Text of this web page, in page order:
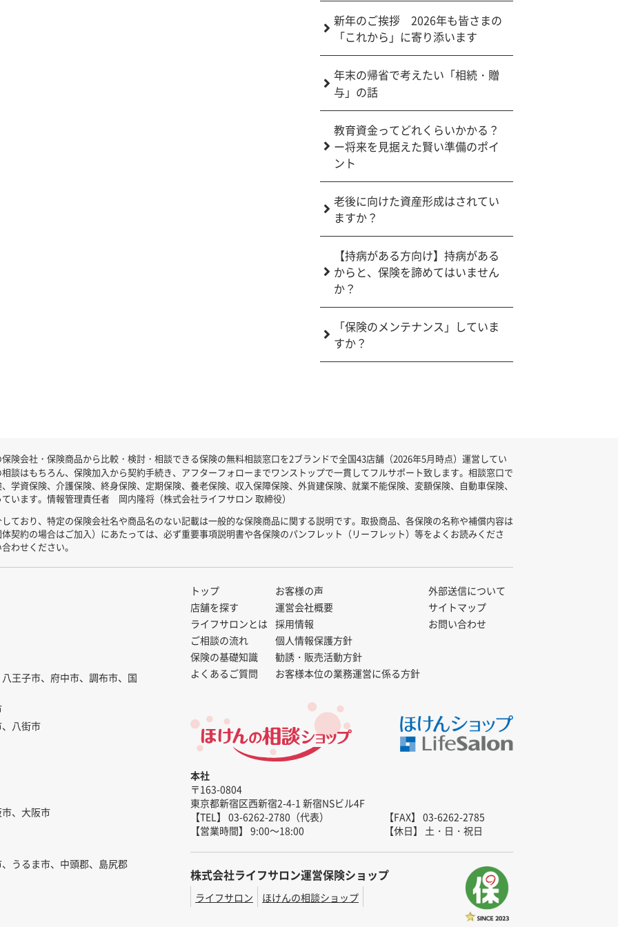
新年のご挨拶 2026年も皆さまの
「これから」に寄り添います
年末の帰省で考えたい「相続・贈
与」の話
教育資金ってどれくらいかかる？
ー将来を見据えた賢い準備のポイ
ント
老後に向けた資産形成はされてい
ますか？
【持病がある方向け】持病がある
からと、保険を諦めてはいません
か？
「保険のメンテナンス」していま
すか？
険会社・保険商品から比較・検討・相談できる保険の無料相談窓口を2ブランドで全国43店舗（2026年5月時点）運営してい
談はもちろん、保険加入から契約手続き、アフターフォローまでワンストップで一貫してフルサポート致します。相談窓口で
学資保険、介護保険、終身保険、定期保険、養老保険、収入保障保険、外貨建保険、就業不能保険、変額保険、自動車保険、
います。情報管理責任者 岡内隆将（株式会社ライフサロン 取締役）
ており、特定の保険会社名や商品名のない記載は一般的な保険商品に関する説明です。取扱商品、各保険の名称や補償内容は
契約の場合はご加入）にあたっては、必ず重要事項説明書や各保険のパンフレット（リーフレット）等をよくお読みくださ
わせください。
王子市、府中市、調布市、国
八街市
、大阪市
うるま市、中頭郡、島尻郡
トップ
店舗を探す
ライフサロンとは
ご相談の流れ
保険の基礎知識
よくあるご質問
お客様の声
運営会社概要
採用情報
個人情報保護方針
勧誘・販売活動方針
お客様本位の業務運営に係る方針
外部送信について
サイトマップ
お問い合わせ
本社
〒163-0804
東京都新宿区西新宿2-4-1 新宿NSビル4F
【TEL】 03-6262-2780（代表）
【FAX】 03-6262-2785
【営業時間】 9:00～18:00
【休日】 土・日・祝日
株式会社ライフサロン運営保険ショップ
ライフサロン ほけんの相談ショップ